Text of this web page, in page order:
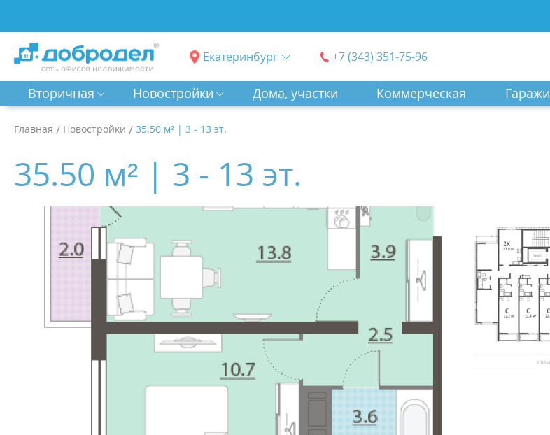
Екатеринбург +7 (343) 351-75-96
Вторичная Новостройки Дома, участки Коммерческая Гаражи
Главная / Новостройки / 35.50 м² | 3 - 13 эт.
35.50 м² | 3 - 13 эт.